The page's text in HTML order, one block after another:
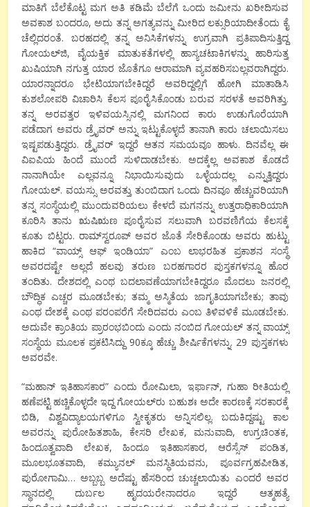
ಮಾತಿಗೆ ಬೆಲೆಕೊಟ್ಟ ಮಗ ಅತಿ ಕಡಿಮೆ ಬೆಲೆಗೆ ಒಂದು ಜಮೀನು ಖರೀದಿಸುವ
ಅವಕಾಶ ಬಂದರೂ, ಅದು ತನ್ನ ಅಗತ್ಯವನ್ನು ಮೀರಿದ ಲಕ್ಸುರಿಯಾದೀತೆಂದು ಕೈ
ಚೆಲ್ಲಿದರಂತೆ. ಬರಹದಲ್ಲಿ ತನ್ನ ಅನಿಸಿಕೆಗಳನ್ನು ಉಗ್ರವಾಗಿ ಪ್ರತಿಪಾದಿಸುತ್ತಿದ್ದ
ಗೋಯಲ್‍ಜಿ, ವೈಯಕ್ತಿಕ ಮಾತುಕತೆಗಳಲ್ಲಿ ಹಾಸ್ಯಚಟಾಕಿಗಳನ್ನು ಹಾರಿಸುತ್ತ
ಖುಷಿಯಾಗಿ ನಗುತ್ತ ಯಾರ ಜೊತೆಗೂ ಆರಾಮಾಗಿ ವ್ಯವಹರಿಸಬಲ್ಲವರಾಗಿದ್ದರು.
ಯಾರನ್ನಾದರೂ ಭೇಟಿಯಾಗಬೇಕಿದ್ದರೆ ಅವರಿದ್ದಲ್ಲಿಗೆ ಹೋಗಿ ಮಾತಾಡಿಸಿ
ಕುಶಲೋಪರಿ ವಿಚಾರಿಸಿ ಕೆಲಸ ಪೂರೈಸಿಕೊಂಡು ಬರುವ ಸರಳತೆ ಅವರಿಗಿತ್ತು.
ತನ್ನ ಅರವತ್ತರ ಇಳಿವಯಸ್ಸಿನಲ್ಲಿ ಮಗನಿಂದ ಕಾರು ಉಡುಗೊರೆಯಾಗಿ
ಪಡೆದಾಗ ಅವರು ಡ್ರೈವರ್ ಅನ್ನು ಇಟ್ಟುಕೊಳ್ಳದೆ ತಾನಾಗಿ ಕಾರು ಚಲಾಯಿಸಲು
ಇಷ್ಟಪಡುತ್ತಿದ್ದರು. ಡ್ರೈವರ್ ಇದ್ದರೆ ಆತನ ಸಮಯವೂ ಹಾಳು. ದಿನವೆಲ್ಲ ಈ
ವಿಐಪಿಯ ಹಿಂದೆ ಮುಂದೆ ಸುಳಿದಾಡಬೇಕು. ಅದಕ್ಕೆಲ್ಲ ಅವಕಾಶ ಕೊಡದೆ
ನಾನಾಗಿಯೇ ಎಲ್ಲವನ್ನೂ ನಿಭಾಯಿಸುವುದು ಒಳ್ಳೆಯದಲ್ಲ ಎನ್ನುತ್ತಿದ್ದರು
ಗೋಯಲ್. ವಯಸ್ಸು ಅರವತ್ತು ತುಂಬಿದಾಗ ಒಂದು ದಿನವೂ ಹೆಚ್ಚುವರಿಯಾಗಿ
ತನ್ನ ಸಂಸ್ಥೆಯಲ್ಲಿ ಮುಂದುವರಿಯಲು ಕೇಳದೆ ಮಗನನ್ನು ಉತ್ತರಾಧಿಕಾರಿಯಾಗಿ
ಕೂರಿಸಿ ತಾನು ಋಷಿಋಣ ಪೂರೈಸುವ ಸಲುವಾಗಿ ಬರವಣಿಗೆಯ ಕೆಲಸಕ್ಕೆ
ಕೂತು ಬಿಟ್ಟರು. ರಾಮ್‍ಸ್ವರೂಪ್ ಅವರ ಜೊತೆ ಸೇರಿಕೊಂಡು ಅವರು ಹುಟ್ಟು
ಹಾಕಿದ “ವಾಯ್ಸ್ ಆಫ್ ಇಂಡಿಯಾ” ಎಂಬ ಲಾಭರಹಿತ ಪ್ರಕಾಶನ ಸಂಸ್ಥೆ
ಅವರದಷ್ಟೇ ಅಲ್ಲದೆ ಹಲವು ತರುಣ ಬರಹಗಾರರ ಪುಸ್ತಕಗಳನ್ನೂ ಹೊರ
ತಂದಿತು. ದೇಶದಲ್ಲಿ ಎಂಥ ಬದಲಾವಣೆಯಾಗಬೇಕಿದ್ದರೂ ಮೊದಲು ಜನರಲ್ಲಿ
ಬೌದ್ಧಿಕ ಎಚ್ಚರ ಮೂಡಬೇಕು; ತಮ್ಮ ಅಸ್ಮಿತೆಯ ಜಾಗೃತಿಯಾಗಬೇಕು; ತಾವು
ಎಂಥ ದೇಶಕ್ಕೆ ಎಂಥ ಪರಂಪರೆಗೆ ಸೇರಿದವರು ಎಂಬ ತಿಳಿವಳಿಕೆ ಮೂಡಬೇಕು.
ಅದುವೇ ಕ್ರಾಂತಿಯ ಪ್ರಾರಂಭಬಿಂದು ಎಂದು ನಂಬಿದ ಗೋಯಲ್ ತನ್ನ ವಾಯ್ಸ್
ಸಂಸ್ಥೆಯ ಮೂಲಕ ಪ್ರಕಟಿಸಿದ್ದು 90ಕ್ಕೂ ಹೆಚ್ಚು ಶೀರ್ಷಿಕೆಗಳನ್ನು. 29 ಪುಸ್ತಕಗಳು
ಅವರವೇ.
“ಮಹಾನ್ ಇತಿಹಾಸಕಾರ” ಎಂದು ರೋಮಿಲಾ, ಇರ್ಫಾನ್, ಗುಹಾ ರೀತಿಯಲ್ಲಿ
ಹಣೆಪಟ್ಟಿ ಹಚ್ಚಿಕೊಳ್ಳದೇ ಇದ್ದ ಗೋಯಲ್‍ರು ಬಹುಶಃ ಅದೇ ಕಾರಣಕ್ಕೆ ಸರಕಾರಕ್ಕೆ
ಬಿಡಿ, ವಿಶ್ವವಿದ್ಯಾಲಯಗಳಿಗೂ ಸ್ವೀಕೃತರು ಅನ್ನಿಸಲಿಲ್ಲ. ಬದುಕಿದ್ದಷ್ಟು ಕಾಲ
ಅವರನ್ನು ಪುರೋಹಿತಶಾಹಿ, ಕೇಸರಿ ಲೇಖಕ, ಮನುವಾದಿ, ಉಗ್ರಚಿಂತಕ,
ಹಿಂದೂತ್ವವಾದಿ ಲೇಖಕ, ಹಿಂದೂ ಇತಿಹಾಸಕಾರ, ಆರೆಸ್ಸೆಸ್ ಪಂಡಿತ,
ಮೂಲಭೂತವಾದಿ, ಕಮ್ಯುನಲ್ ಮನಸ್ಥಿತಿಯವನು, ಪೂರ್ವಗ್ರಹಪೀಡಿತ,
ಪುರೋಗಾಮಿ… ಅಬ್ಬಬ್ಬ ಅದೆಷ್ಟು ಹೆಸರಿಂದ ಚುಚ್ಚಲಾಯಿತು ಎಂದರೆ ಅವರ
ಸ್ಥಾನದಲ್ಲಿ ದುರ್ಬಲ ಹೃದಯರೇನಾದರೂ ಇದ್ದರೆ ಆತ್ಮಹತ್ಯೆ